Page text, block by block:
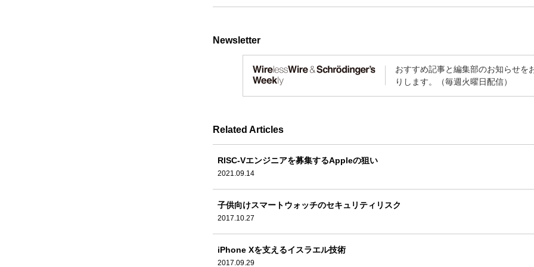
Newsletter
おすすめ記事と編集部のお知らせを
りします。（毎週火曜日配信）
Related Articles
RISC-Vエンジニアを募集するAppleの狙い
2021.09.14
子供向けスマートウォッチのセキュリティリスク
2017.10.27
iPhone Xを支えるイスラエル技術
2017.09.29